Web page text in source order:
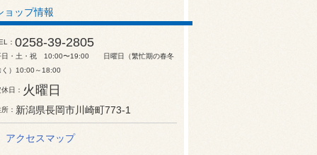
ョップ情報
0258-39-2805
日・土・祝 10:00〜19:00 日曜日（繁忙期の春冬
く）10:00～18:00
日 火曜日
所 新潟県長岡市川崎町773-1
アクセスマップ